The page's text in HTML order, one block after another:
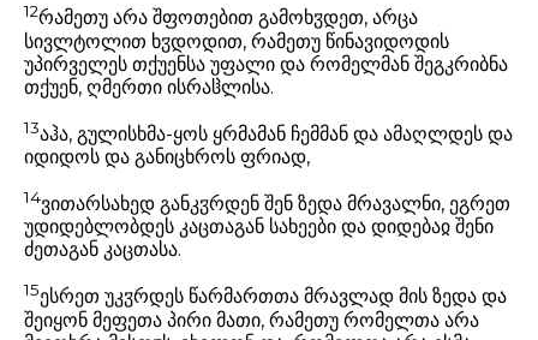
12რამეთუ არა შფოთებით გამოხჳდეთ, არცა
სივლტოლით ხჳდოდით, რამეთუ წინავიდოდის
უპირველეს თქუენსა უფალი და რომელმან შეგკრიბნა
თქუენ, ღმერთი ისრაჱლისა.
13აჰა, გულისხმა-ყოს ყრმამან ჩემმან და ამაღლდეს და
იდიდოს და განიცხროს ფრიად,
14ვითარსახედ განკჳრდენ შენ ზედა მრავალნი, ეგრეთ
უდიდებლობდეს კაცთაგან სახეები და დიდებაჲ შენი
ძეთაგან კაცთასა.
15ესრეთ უკჳრდეს წარმართთა მრავლად მის ზედა და
შეიყონ მეფეთა პირი მათი, რამეთუ რომელთა არა